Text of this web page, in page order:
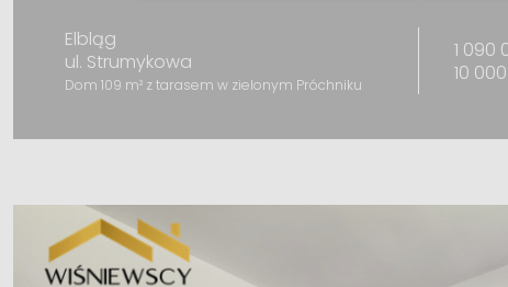
Elbląg
ul. Strumykowa
Dom 109 m² z tarasem w zielonym Próchniku
1 090
10